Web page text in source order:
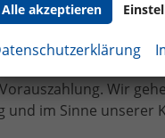
Alle akzeptieren
von der Forst
uns leisten Sie
bereits bei
Wir
und im Sinne unserer